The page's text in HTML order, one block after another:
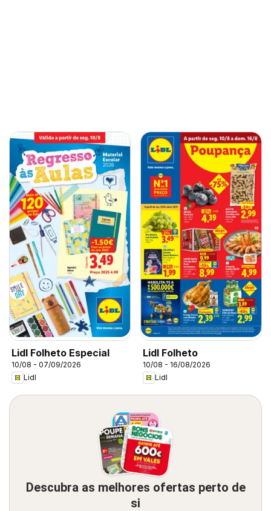
Lidl Folheto Especial
10/08 - 07/09/2026
Lidl
Lidl Folheto
10/08 - 16/08/2026
Lidl
Descubra as melhores ofertas perto de
si